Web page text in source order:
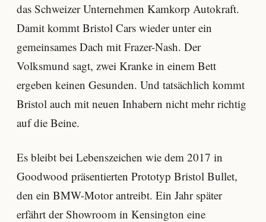
das Schweizer Unternehmen Kamkorp Autokraft.
Damit kommt Bristol Cars wieder unter ein
gemeinsames Dach mit Frazer-Nash. Der
Volksmund sagt, zwei Kranke in einem Bett
ergeben keinen Gesunden. Und tatsächlich kommt
Bristol auch mit neuen Inhabern nicht mehr richtig
auf die Beine.
Es bleibt bei Lebenszeichen wie dem 2017 in
Goodwood präsentierten Prototyp Bristol Bullet,
den ein BMW-Motor antreibt. Ein Jahr später
erfährt der Showroom in Kensington eine